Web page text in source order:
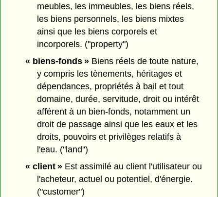
meubles, les immeubles, les biens réels,
les biens personnels, les biens mixtes
ainsi que les biens corporels et
incorporels. ("property")
« biens-fonds »Biens réels de toute nature,
y compris les tènements, héritages et
dépendances, propriétés à bail et tout
domaine, durée, servitude, droit ou intérêt
afférent à un bien-fonds, notamment un
droit de passage ainsi que les eaux et les
droits, pouvoirs et privilèges relatifs à
l'eau. ("land")
« client » Est assimilé au client l'utilisateur ou
l'acheteur, actuel ou potentiel, d'énergie.
("customer")